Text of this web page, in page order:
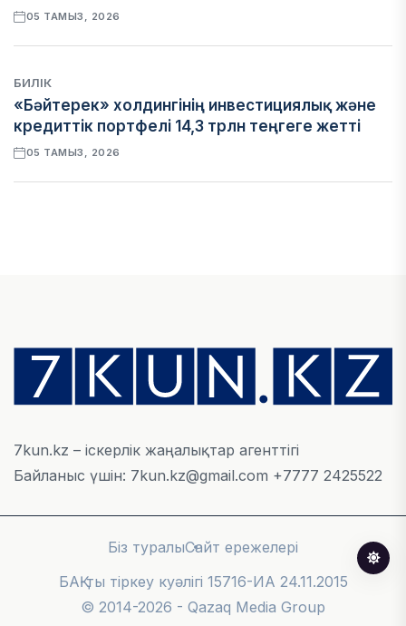
05 ТАМЫЗ, 2026
БИЛІК
«Бәйтерек» холдингінің инвестициялық және
кредиттік портфелі 14,3 трлн теңгеге жетті
05 ТАМЫЗ, 2026
ҚАРЖЫ
Отбасы банктің қолдауымен 1,5 жыл ішінде 40
мыңға жуық отбасы қоныс тойын тойлады
Freedom Travel іссапар ұйымдастыратын ЖИ
7kun.kz – іскерлік жаңалықтар агенттігі
Байланыс үшін: 7kun.kz@gmail.com +7777 2425522
Біз туралыСайт ережелері
БАҚ-ты тіркеу куәлігі 15716-ИА 24.11.2015
© 2014-2026 - Qazaq Media Group